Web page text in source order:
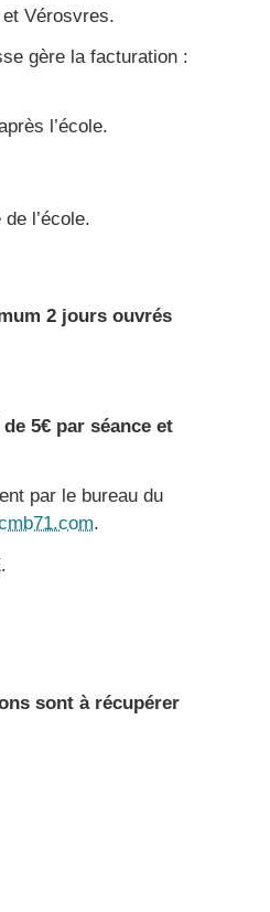
Vérosvres.
gère la facturation :
l’école.
l’école.
2 jours ouvrés
5€ par séance et
par le bureau du
.
sont à récupérer